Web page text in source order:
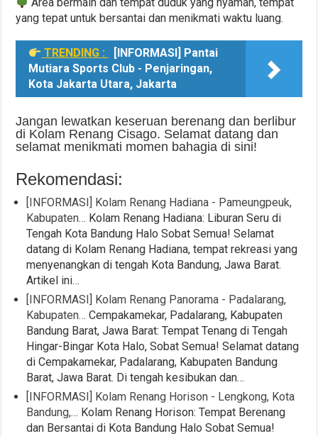
yang tepat untuk bersantai dan menikmati waktu luang.
TRENDING :
[INFORMASI] Pantai
Mutiara Sports Club - Penjaringan,
Kota Jakarta Utara, Jakarta
Jangan lewatkan keseruan berenang dan berlibur
di Kolam Renang Cisago. Selamat datang dan
selamat menikmati momen bahagia di sini!
Rekomendasi:
[INFORMASI] Kolam Renang Hadiana - Pameungpeuk,
Kabupaten… Kolam Renang Hadiana: Liburan Seru di
Tengah Kota Bandung Halo Sobat Semua! Selamat
datang di Kolam Renang Hadiana, tempat rekreasi yang
menyenangkan di tengah Kota Bandung, Jawa Barat.
Artikel ini…
[INFORMASI] Kolam Renang Panorama - Padalarang,
Kabupaten… Cempakamekar, Padalarang, Kabupaten
Bandung Barat, Jawa Barat: Tempat Tenang di Tengah
Hingar-Bingar Kota Halo, Sobat Semua! Selamat datang
di Cempakamekar, Padalarang, Kabupaten Bandung
Barat, Jawa Barat. Di tengah kesibukan dan…
[INFORMASI] Kolam Renang Horison - Lengkong, Kota
Bandung,… Kolam Renang Horison: Tempat Berenang
dan Bersantai di Kota Bandung Halo Sobat Semua!